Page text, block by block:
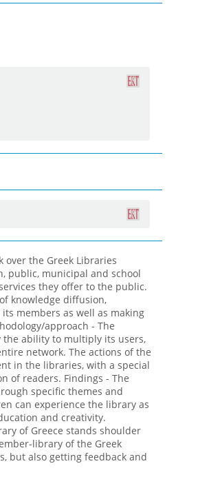
over the Greek Libraries
public, municipal and school
they offer to the public.
knowledge diffusion,
members as well as making
approach - The
ability to multiply its users,
network. The actions of the
in the libraries, with a special
of readers. Findings - The
specific themes and
can experience the library as
and creativity.
of Greece stands shoulder
library of the Greek
but also getting feedback and